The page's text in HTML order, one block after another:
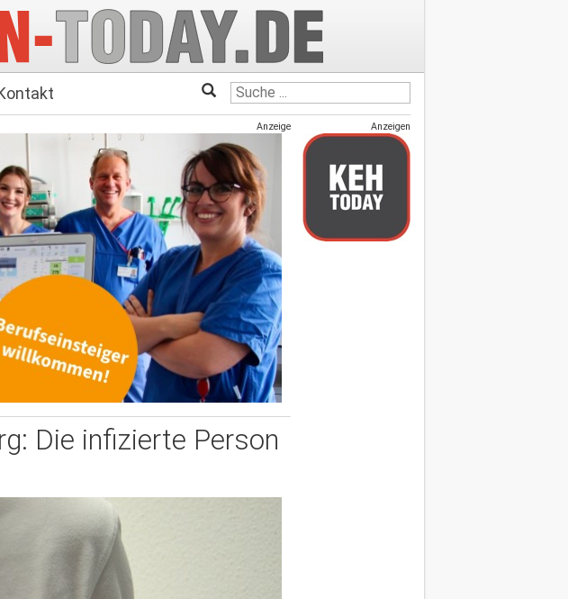
Anzeige
Die infizierte Person
Anzeigen